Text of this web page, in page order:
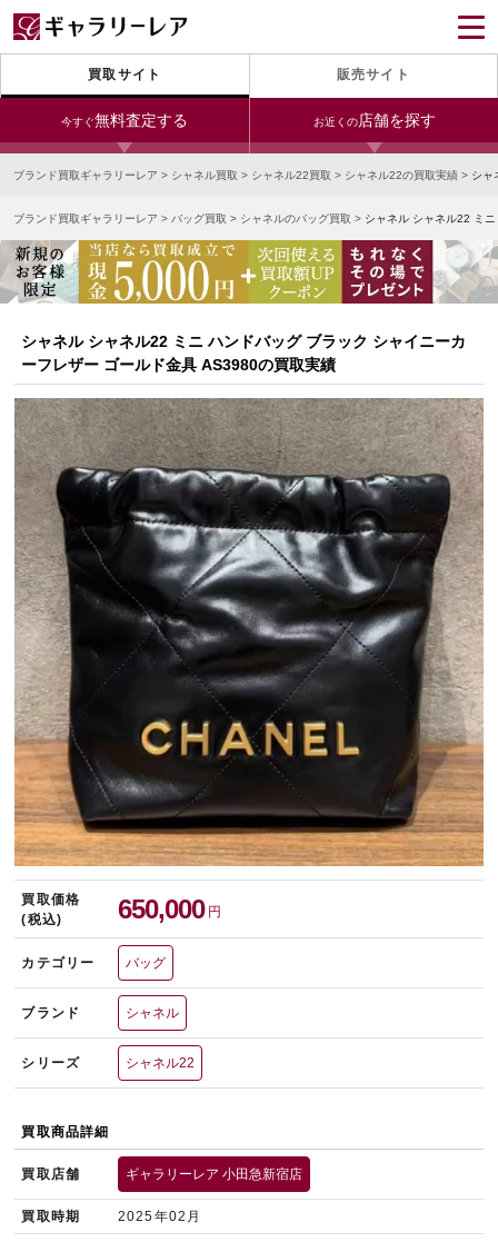
買取サイト 販売サイト
今すぐ無料査定する お近くの店舗を探す
24時間受付（対応時間10:00～19:00）
宅配買取を申し込む
無料の宅配キットをお届けします
今すぐ電話査定
受付時間 10:00～19:00
銀座本店 青山表参道店 新宿東口店
小田急新宿店 LAB東京 名古屋大須店
なんば店 神戸元町(三宮)店
中野ブロードウェイ
宅配買取を申し込む
無料の宅配キットをお届けします
ブランド買取ギャラリーレア > シャネル買取 > シャネル22買取 > シャネル22の買取実績 > シャ
ブランド買取ギャラリーレア > バッグ買取 > シャネルのバッグ買取 > シャネル シャネル22 ミ
シャネル シャネル22 ミニ ハンドバッグ ブラック シャイニーカ
ーフレザー ゴールド金具 AS3980の買取実績
買取価格
(税込)
650,000 円
カテゴリー バッグ
ブランド シャネル
シリーズ シャネル22
買取商品詳細
買取店舗 ギャラリーレア 小田急新宿店
買取時期 2025年02月